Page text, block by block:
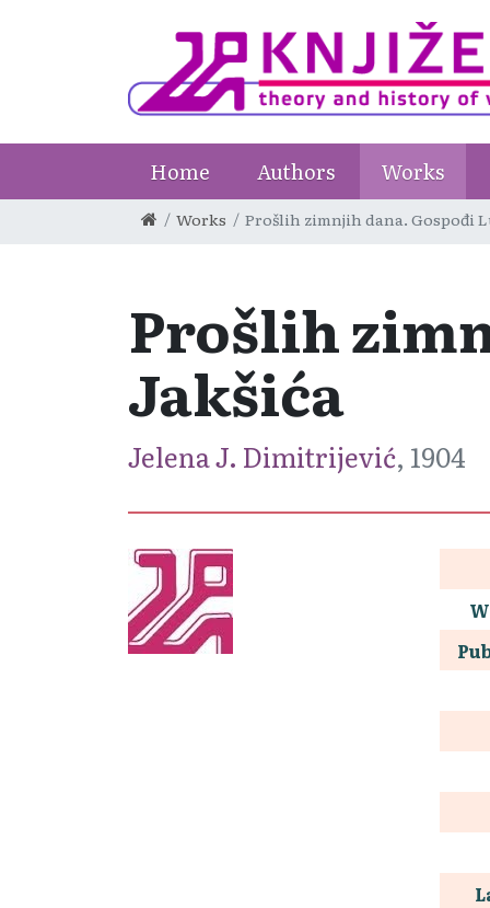
Home Authors Works
Works Prošlih zimnjih dana. Gospođi
Prošlih
Jakšića
Jelena J. Dimitrijević, 1904